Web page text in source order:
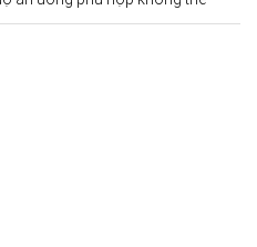
huyết áp nên ăn gì và không nên
đây!